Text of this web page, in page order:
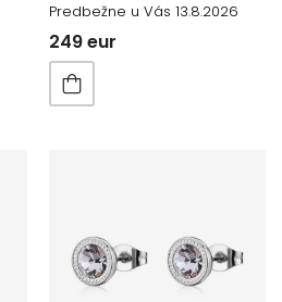
Predbežne u Vás 13.8.2026
249 eur